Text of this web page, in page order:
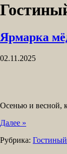
Ярмарка
02.11.2025
Осенью и весной,
Далее »
Рубрика: